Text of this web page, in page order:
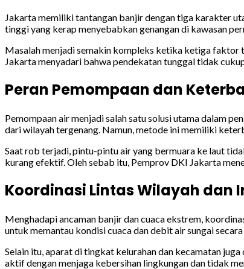
Jakarta memiliki tantangan banjir dengan tiga karakter
tinggi yang kerap menyebabkan genangan di kawasan
Masalah menjadi semakin kompleks ketika ketiga faktor
Jakarta menyadari bahwa pendekatan tunggal tidak
Peran Pemompaan dan
Pemompaan air menjadi salah satu solusi utama dalam
dari wilayah tergenang. Namun, metode ini memiliki
Saat rob terjadi, pintu-pintu air yang bermuara ke laut
kurang efektif. Oleh sebab itu, Pemprov DKI Jakarta
Koordinasi Lintas Wilayah dan
Menghadapi ancaman banjir dan cuaca ekstrem,
untuk memantau kondisi cuaca dan debit air sungai
Selain itu, aparat di tingkat kelurahan dan kecamatan
aktif dengan menjaga kebersihan lingkungan dan tidak